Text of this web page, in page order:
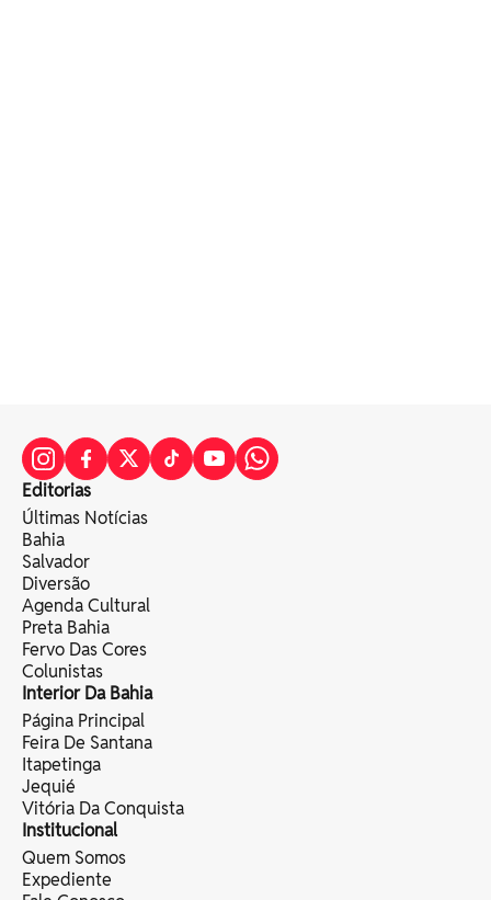
Editorias
Últimas Notícias
Bahia
Salvador
Diversão
Agenda Cultural
Preta Bahia
Fervo Das Cores
Colunistas
Interior Da Bahia
Página Principal
Feira De Santana
Itapetinga
Jequié
Vitória Da Conquista
Institucional
Quem Somos
Expediente